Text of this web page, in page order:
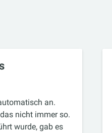
an.
nicht immer so.
wurde, gab es